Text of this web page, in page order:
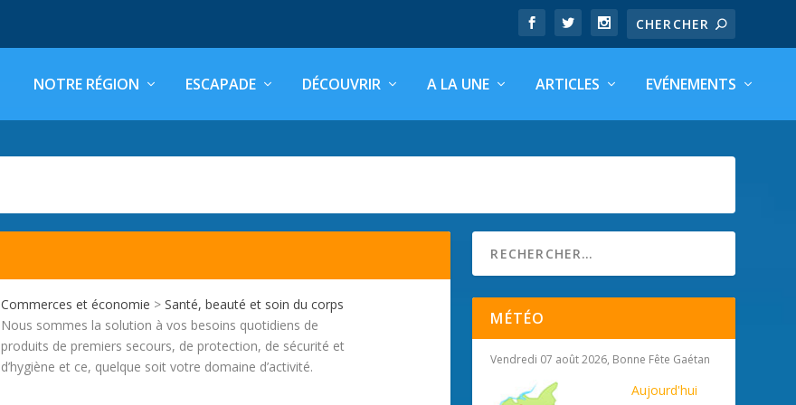
NOTRE RÉGION ESCAPADE DÉCOUVRIR A LA UNE ARTICLES EVÉNEMENTS
Commerces et économie >Santé, beauté et soin du corps
Nous sommes la solution à vos besoins quotidiens de
produits de premiers secours, de protection, de sécurité et
d’hygiène et ce, quelque soit votre domaine d’activité.
MÉTÉO
Vendredi 07 août 2026, Bonne Fête Gaétan
Aujourd'hui